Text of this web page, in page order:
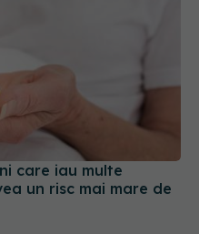
care iau multe
un risc mai mare de